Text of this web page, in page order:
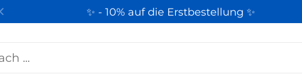
Zurück
✨ - 10% auf die Erstbestellung ✨